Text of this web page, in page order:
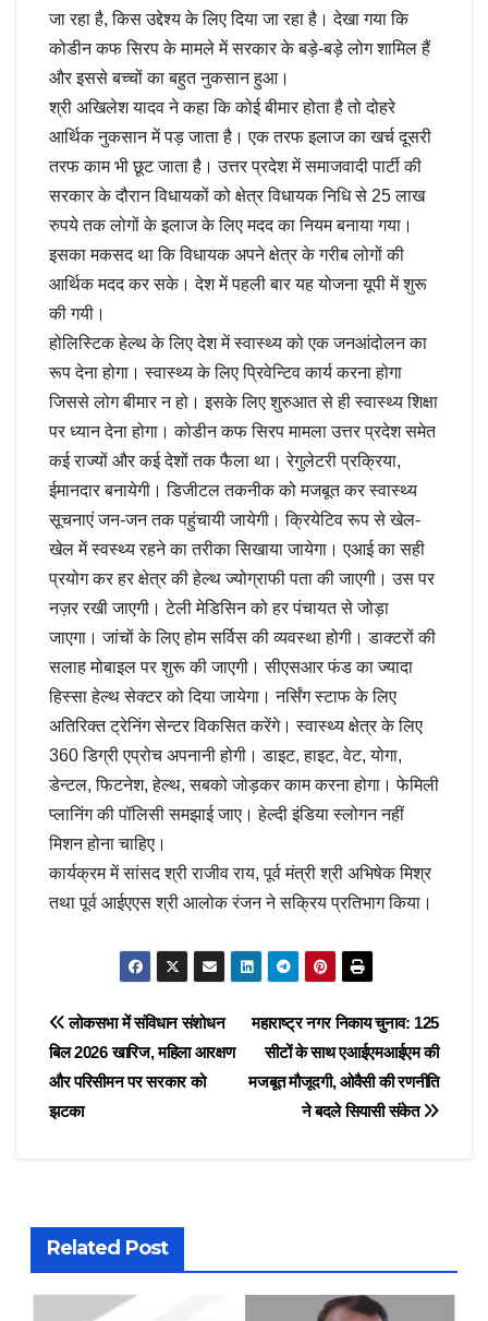
जा रहा है, किस उद्देश्य के लिए दिया जा रहा है। देखा गया कि
कोडीन कफ सिरप के मामले में सरकार के बड़े-बड़े लोग शामिल हैं
और इससे बच्चों का बहुत नुकसान हुआ।
श्री अखिलेश यादव ने कहा कि कोई बीमार होता है तो दोहरे
आर्थिक नुकसान में पड़ जाता है। एक तरफ इलाज का खर्च दूसरी
तरफ काम भी छूट जाता है। उत्तर प्रदेश में समाजवादी पार्टी की
सरकार के दौरान विधायकों को क्षेत्र विधायक निधि से 25 लाख
रुपये तक लोगों के इलाज के लिए मदद का नियम बनाया गया।
इसका मकसद था कि विधायक अपने क्षेत्र के गरीब लोगों की
आर्थिक मदद कर सके। देश में पहली बार यह योजना यूपी में शुरू
की गयी।
होलिस्टिक हेल्थ के लिए देश में स्वास्थ्य को एक जनआंदोलन का
रूप देना होगा। स्वास्थ्य के लिए प्रिवेन्टिव कार्य करना होगा
जिससे लोग बीमार न हो। इसके लिए शुरुआत से ही स्वास्थ्य शिक्षा
पर ध्यान देना होगा। कोडीन कफ सिरप मामला उत्तर प्रदेश समेत
कई राज्यों और कई देशों तक फैला था। रेगुलेटरी प्रक्रिया,
ईमानदार बनायेगी। डिजीटल तकनीक को मजबूत कर स्वास्थ्य
सूचनाएं जन-जन तक पहुंचायी जायेगी। क्रियेटिव रूप से खेल-
खेल में स्वस्थ्य रहने का तरीका सिखाया जायेगा। एआई का सही
प्रयोग कर हर क्षेत्र की हेल्थ ज्योग्राफी पता की जाएगी। उस पर
नज़र रखी जाएगी। टेली मेडिसिन को हर पंचायत से जोड़ा
जाएगा। जांचों के लिए होम सर्विस की व्यवस्था होगी। डाक्टरों की
सलाह मोबाइल पर शुरू की जाएगी। सीएसआर फंड का ज्यादा
हिस्सा हेल्थ सेक्टर को दिया जायेगा। नर्सिंग स्टाफ के लिए
अतिरिक्त ट्रेनिंग सेन्टर विकसित करेंगे। स्वास्थ्य क्षेत्र के लिए
360 डिग्री एप्रोच अपनानी होगी। डाइट, हाइट, वेट, योगा,
डेन्टल, फिटनेश, हेल्थ, सबको जोड़कर काम करना होगा। फेमिली
प्लानिंग की पॉलिसी समझाई जाए। हेल्दी इंडिया स्लोगन नहीं
मिशन होना चाहिए।
कार्यक्रम में सांसद श्री राजीव राय, पूर्व मंत्री श्री अभिषेक मिश्र
तथा पूर्व आईएएस श्री आलोक रंजन ने सक्रिय प्रतिभाग किया।
Post
navigation
महाराष्ट्र नगर निकाय चुनाव: 125
सीटों के साथ एआईएमआईएम की
मजबूत मौजूदगी, ओवैसी की रणनीति
ने बदले सियासी संकेत
लोकसभा में संविधान संशोधन
बिल 2026 खारिज, महिला आरक्षण
और परिसीमन पर सरकार को
झटका
Related Post